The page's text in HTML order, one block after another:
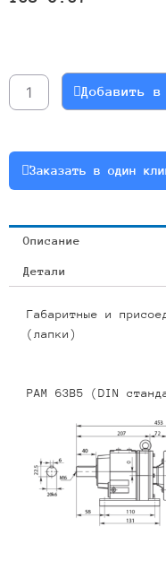
RC17-
10.15-
или
RCF17-
138-
0.37
Добавить в
Заказать в один
Описание
Детали
Габаритные и
(лапки)
PAM 63B5 (DIN